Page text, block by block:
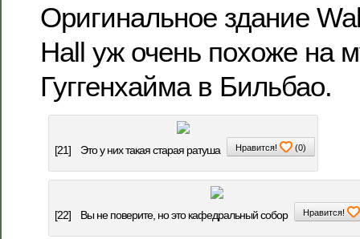
Оригинальное здание
Hall уж очень похоже на
Гуггенхайма в Бильбао.
[21] Это у них такая старая ратуша Нравится! (0)
[22] Вы не поверите, но это кафедральный собор Нравится!